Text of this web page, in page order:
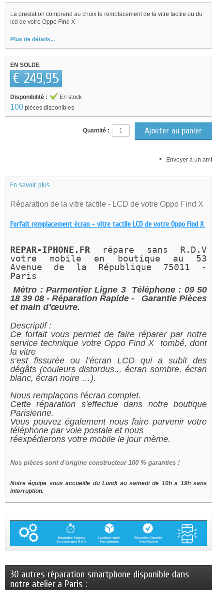
La prestation comprend au choix le remplacement de la vitre tactile ou du
lcd de votre Oppo Find X
Plus de détails...
EN SOLDE
€ 249,95
Disponibilité : En stock
100 pièces disponibles
Quantité :
Envoyer à un ami
En savoir plus
Réparation de la vitre tactile - LCD de votre Oppo Find X
Forfait remplacement écran - vitre tactile LCD de votre Oppo Find X
REPAR-IPHONE.FR
répare sans R.D.V
votre mobile en boutique au 53
Avenue de la République 75011 -
Paris
Métro : Parmentier Ligne 3
Téléphone : 09 50
18 39 08 - Réparation Rapide -
Garantie Pièces
et main d’œuvre.
Descriptif :
Ce forfait vous permet de faire réparer par notre
service technique votre Oppo Find X tombé, dont
la vitre
s’est fissurée ou l’écran LCD qui a subit des
dégâts (couleurs distordus.., écran sombre, écran
blanc, écran noire …).
Nous remplaçons l'écran complet.
Cette réparation s'effectue dans notre boutique
Parisienne.
Vous pouvez également nous faire parvenir votre
téléphone par voie postale et nous
réexpédierons votre mobile le jour mème.
Nos pièces sont d'origine constructeur 100 % garanties !
Notre équipe vous accueille du Lundi au samedi de 10h a 19h sans
interruption.
30 autres réparation smartphone disponible dans
notre atelier a Paris :